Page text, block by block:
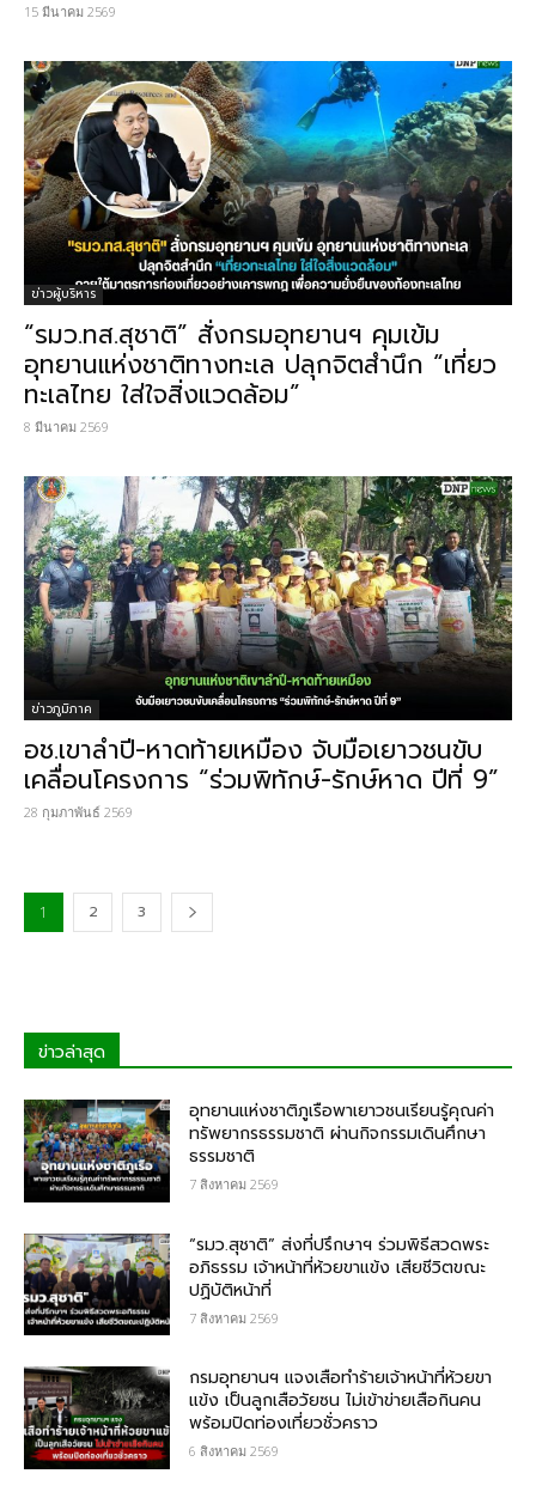
15 มีนาคม 2569
ข่าวผู้บริหาร
“รมว.ทส.สุชาติ” สั่งกรมอุทยานฯ คุมเข้ม
อุทยานแห่งชาติทางทะเล​ ปลุกจิตสำนึก​ “เที่ยว
ทะเลไทย ใส่ใจสิ่งแวดล้อม​”
8 มีนาคม 2569
ข่าวภูมิภาค
อช.เขาลำปี-หาดท้ายเหมือง จับมือเยาวชนขับ
เคลื่อนโครงการ “ร่วมพิทักษ์-รักษ์หาด ปีที่ 9”
28 กุมภาพันธ์ 2569
1 2 3
ข่าวล่าสุด
อุทยานแห่งชาติภูเรือพาเยาวชนเรียนรู้คุณค่า
ทรัพยากรธรรมชาติ ผ่านกิจกรรมเดินศึกษา
ธรรมชาติ
7 สิงหาคม 2569
“รมว.สุชาติ” ส่งที่ปรึกษาฯ ร่วมพิธีสวดพระ
อภิธรรม เจ้าหน้าที่ห้วยขาแข้ง เสียชีวิตขณะ
ปฏิบัติหน้าที่
7 สิงหาคม 2569
กรม​อุทยานฯ แจงเสือทำร้ายเจ้าหน้าที่ห้วยขา
แข้ง เป็นลูกเสือวัยซน ไม่เข้าข่ายเสือกินคน
พร้อมปิดท่องเที่ยวชั่วคราว
6 สิงหาคม 2569